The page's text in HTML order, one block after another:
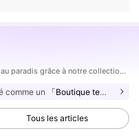
Soyez transportée directement au paradis grâce à notre collection inspirée des tropiques.
comme un 「Boutique tendance」
Tous les articles